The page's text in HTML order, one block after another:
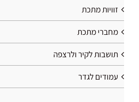
זוויות מתכת
מחברי מתכת
תושבות לקיר ולרצפה
עמודים לגדר